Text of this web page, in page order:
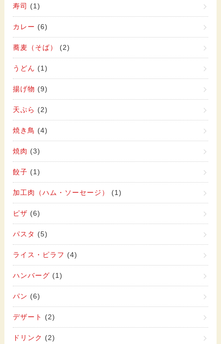
寿司 (1)
カレー (6)
蕎麦（そば） (2)
うどん (1)
揚げ物 (9)
天ぷら (2)
焼き鳥 (4)
焼肉 (3)
餃子 (1)
加工肉（ハム・ソーセージ） (1)
ピザ (6)
パスタ (5)
ライス・ピラフ (4)
ハンバーグ (1)
パン (6)
デザート (2)
ドリンク (2)